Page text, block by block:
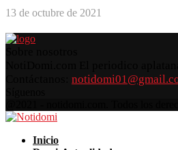
13 de octubre de 2021
Inicio